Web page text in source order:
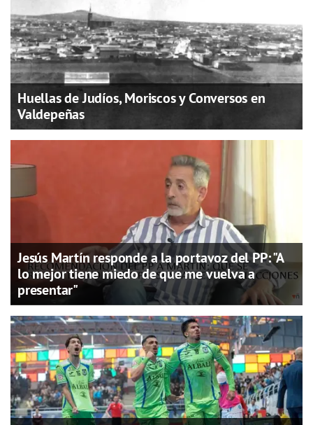
Huellas de Judíos, Moriscos y Conversos en
Valdepeñas
Jesús Martín responde a la portavoz del PP: "A
lo mejor tiene miedo de que me vuelva a
presentar"